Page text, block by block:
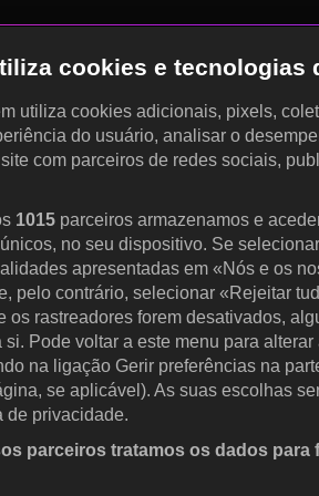
cookies e tecnologias
utiliza cookies adicionais, pixels,
do usuário, analisar o
com parceiros de redes sociais,
1015 parceiros armazenamos e
no seu dispositivo. Se
apresentadas em «Nós e os
pelo contrário, selecionar «Rejeitar
os rastreadores forem desativados,
si. Pode voltar a este menu para
na ligação Gerir preferências na
se aplicável). As suas escolhas
de privacidade.
parceiros tratamos os dados para